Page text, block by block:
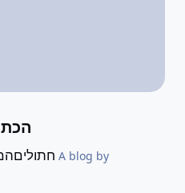
A blog by